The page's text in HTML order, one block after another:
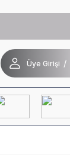
Üye Girişi /